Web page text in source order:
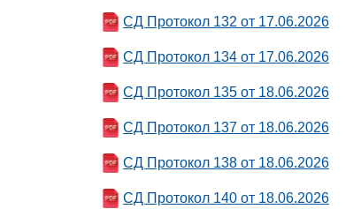
СД Протокол 132 от 17.06.2026
СД Протокол 134 от 17.06.2026
СД Протокол 135 от 18.06.2026
СД Протокол 137 от 18.06.2026
СД Протокол 138 от 18.06.2026
СД Протокол 140 от 18.06.2026